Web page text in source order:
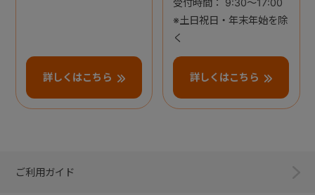
詳しくはこちら
受付時間： 9:30～17:00
※土日祝日・年末年始を除
く
詳しくはこちら
ご利用ガイド